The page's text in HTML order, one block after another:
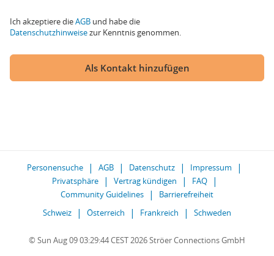
Ich akzeptiere dieAGB und habe die
Datenschutzhinweisezur Kenntnis genommen.
Als Kontakt hinzufügen
Personensuche AGB Datenschutz
Impressum
Privatsphäre
Vertrag kündigen
FAQ
Community Guidelines
Barrierefreiheit
Schweiz
Österreich Frankreich Schweden
© Sun Aug 09 03:29:44 CEST 2026 Ströer Connections GmbH